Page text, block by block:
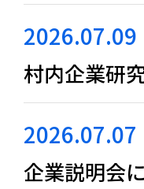
2026.07.09
村内企業研
2026.07.07
企業説明会